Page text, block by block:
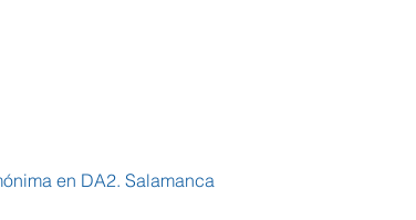
en DA2. Salamanca